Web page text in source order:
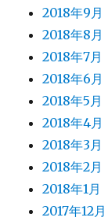
2018年9月
2018年8月
2018年7月
2018年6月
2018年5月
2018年4月
2018年3月
2018年2月
2018年1月
2017年12月